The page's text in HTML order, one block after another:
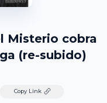
Misterio cobra
(re-subido)
Copy Link